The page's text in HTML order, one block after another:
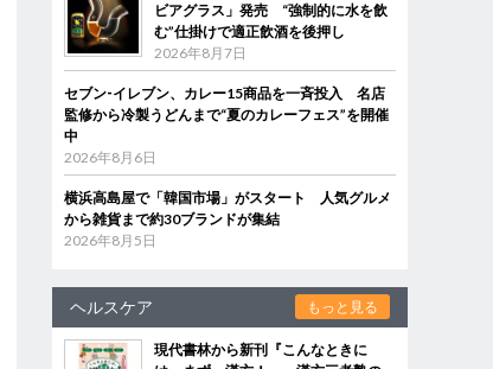
ビアグラス」発売 “強制的に水を飲
む”仕掛けで適正飲酒を後押し
2026年8月7日
セブン‐イレブン、カレー15商品を一斉投入 名店
監修から冷製うどんまで“夏のカレーフェス”を開催
中
2026年8月6日
横浜高島屋で「韓国市場」がスタート 人気グルメ
から雑貨まで約30ブランドが集結
2026年8月5日
ヘルスケア もっと見る
現代書林から新刊『こんなときに